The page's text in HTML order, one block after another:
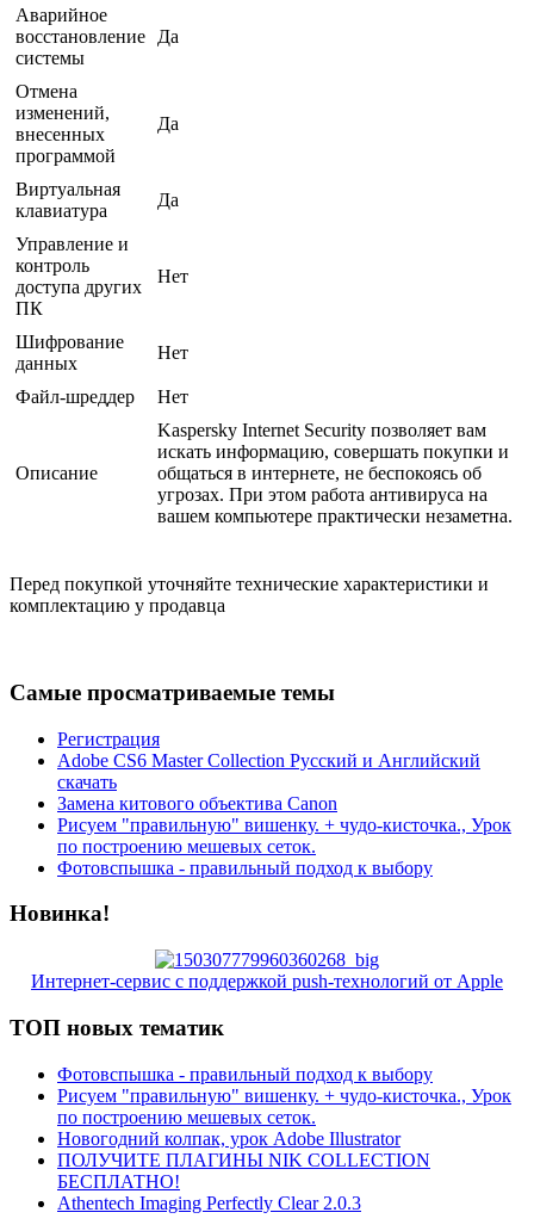
Аварийное
восстановление
системы
Да
Отмена
изменений,
внесенных
программой
Да
Виртуальная
клавиатура
Да
Управление и
контроль
доступа других
ПК
Нет
Шифрование
данных
Нет
Файл-шреддер Нет
Описание
Kaspersky Internet Security позволяет вам
искать информацию, совершать покупки и
общаться в интернете, не беспокоясь об
угрозах. При этом работа антивируса на
вашем компьютере практически незаметна.
Перед покупкой уточняйте технические характеристики и
комплектацию у продавца
Самые просматриваемые темы
Регистрация
Adobe CS6 Master Collection Русский и Английский
скачать
Замена китового объектива Canon
Рисуем "правильную" вишенку. + чудо-кисточка., Урок
по построению мешевых сеток.
Фотовспышка - правильный подход к выбору
Новинка!
Интернет-сервис с поддержкой push-технологий от Apple
ТОП новых тематик
Фотовспышка - правильный подход к выбору
Рисуем "правильную" вишенку. + чудо-кисточка., Урок
по построению мешевых сеток.
Новогодний колпак, урок Adobe Illustrator
ПОЛУЧИТЕ ПЛАГИНЫ NIK COLLECTION
БЕСПЛАТНО!
Athentech Imaging Perfectly Clear 2.0.3